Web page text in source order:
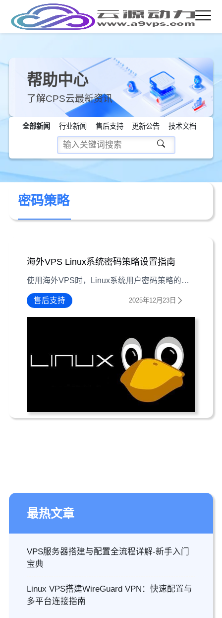
帮助中心
了解CPS云最新资讯
全部新闻 行业新闻 售后支持 更新公告 技术文档
密码策略
海外VPS Linux系统密码策略设置指南
使用海外VPS时，Linux系统用户密码策略的合理配置是安全基础。本文教你通过设置密码复杂度和过期时间，为系统构建防护网。
售后支持 2025年12月23日
最热文章
VPS服务器搭建与配置全流程详解-新手入门
宝典
Linux VPS搭建WireGuard VPN：快速配置与
多平台连接指南